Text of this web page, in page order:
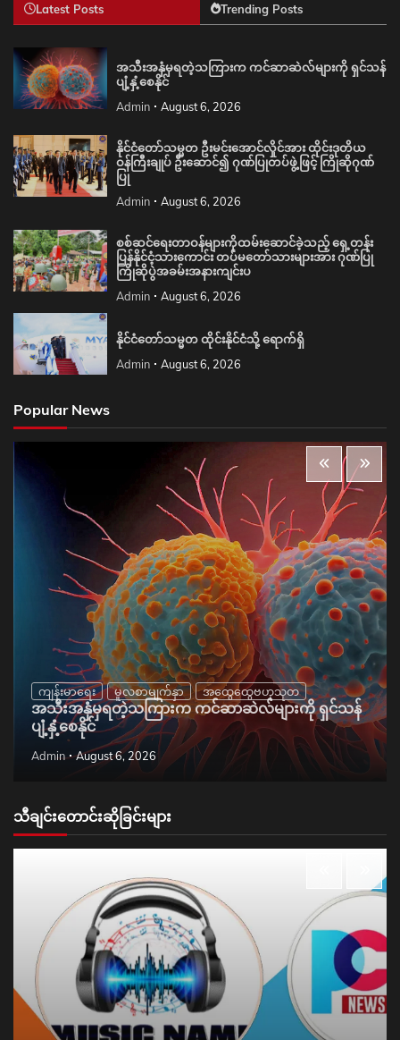
Latest Posts Trending Posts
အသီးအနှံမှရတဲ့သကြားက ကင်ဆာဆဲလ်များကို ရှင်သန်
ပျံ့နှံ့စေနိုင်
Admin August 6, 2026
နိုင်ငံတော်သမ္မတ ဦးမင်းအောင်လှိုင်အား ထိုင်းဒုတိယ
ဝန်ကြီးချုပ် ဦးဆောင်၍ ဂုဏ်ပြုတပ်ဖွဲ့ဖြင့် ကြိုဆိုဂုဏ်
ပြု
Admin August 6, 2026
စစ်ဆင်ရေးတာဝန်များကိုထမ်းဆောင်ခဲ့သည့် ရှေ့တန်း
ပြန်နိုင်ငံ့သားကောင်း တပ်မတော်သားများအား ဂုဏ်ပြု
ကြိုဆိုပွဲအခမ်းအနားကျင်းပ
Admin August 6, 2026
နိုင်ငံတော်သမ္မတ ထိုင်းနိုင်ငံသို့ ရောက်ရှိ
Admin August 6, 2026
Popular News
ကျန်းမာရေး မူလစာမျက်နှာ အထွေထွေဗဟုသုတ
အသီးအနှံမှရတဲ့သကြားက ကင်ဆာဆဲလ်များကို ရှင်သန်
ပျံ့နှံ့စေနိုင်
Admin August 6, 2026
သီချင်းတောင်းဆိုခြင်းများ